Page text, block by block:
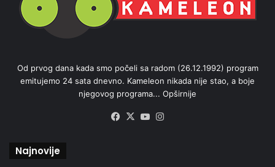
Od prvog dana kada smo počeli sa radom (26.12.1992) program
emitujemo 24 sata dnevno. Kameleon nikada nije stao, a boje
njegovog programa... Opširnije
Facebook
X YouTube
Najnovije